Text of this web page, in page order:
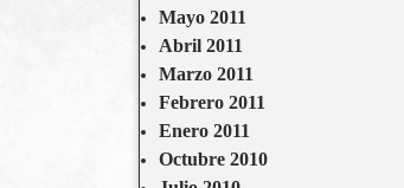
Mayo 2011
Abril 2011
Marzo 2011
Febrero 2011
Enero 2011
Octubre 2010